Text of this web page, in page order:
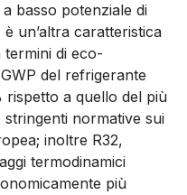
basso potenziale di
un’altra caratteristica
di eco-
del refrigerante
rispetto a quello del più
stringenti normative sui
inoltre R32,
termodinamici
più